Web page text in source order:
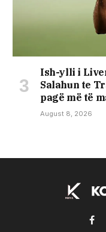
Ish-ylli i
Salahun te
pagë më të
August 8, 2026